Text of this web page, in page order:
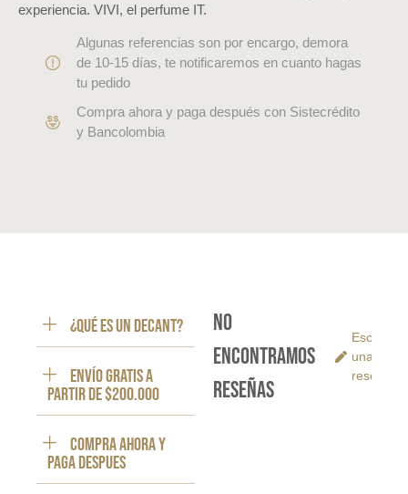
experiencia. VIVI, el perfume IT.
Algunas referencias son por encargo, demora
de 10-15 días, te notificaremos en cuanto hagas
tu pedido
Compra ahora y paga después con Sistecrédito
y Bancolombia
¿Qué es un decant?
ENVÍO GRATIS a
partir de $200.000
Compra ahora y
paga despues
No
encontramos
reseñas
Escribe
una
reseña